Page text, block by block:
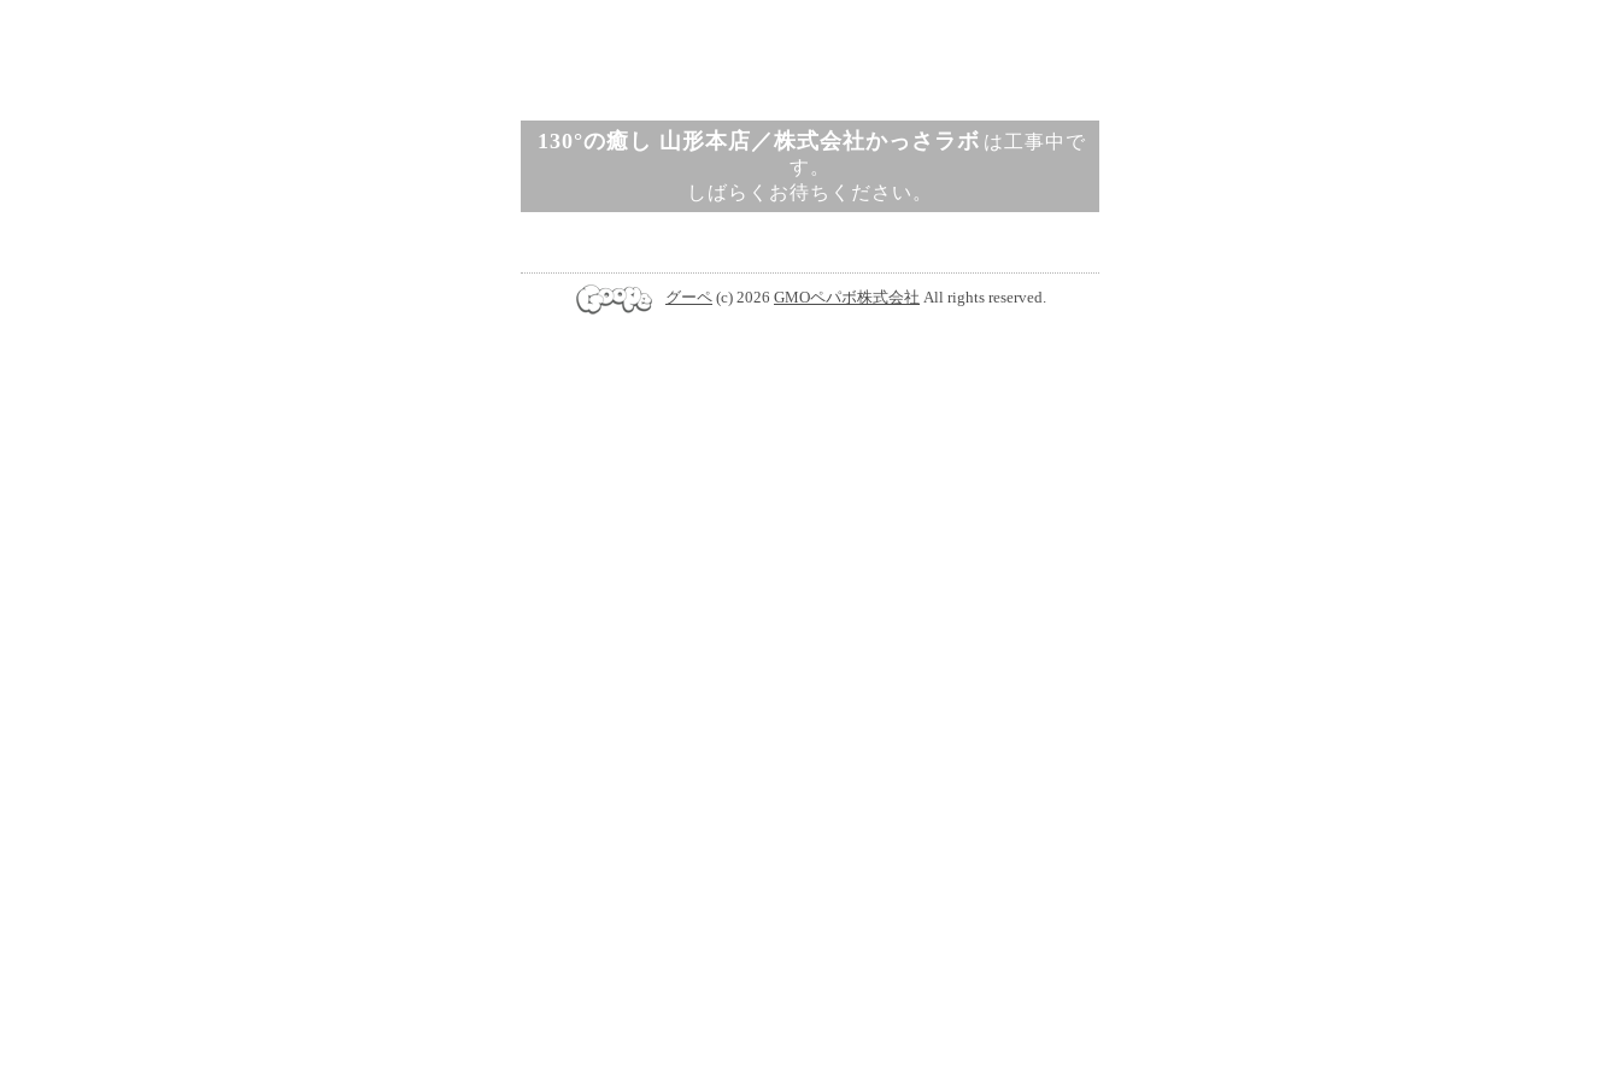
130°の癒し 山形本店／株式会社かっさラボ は工事中で
す。
しばらくお待ちください。
グーペ (c) 2026 GMOペパボ株式会社 All rights reserved.